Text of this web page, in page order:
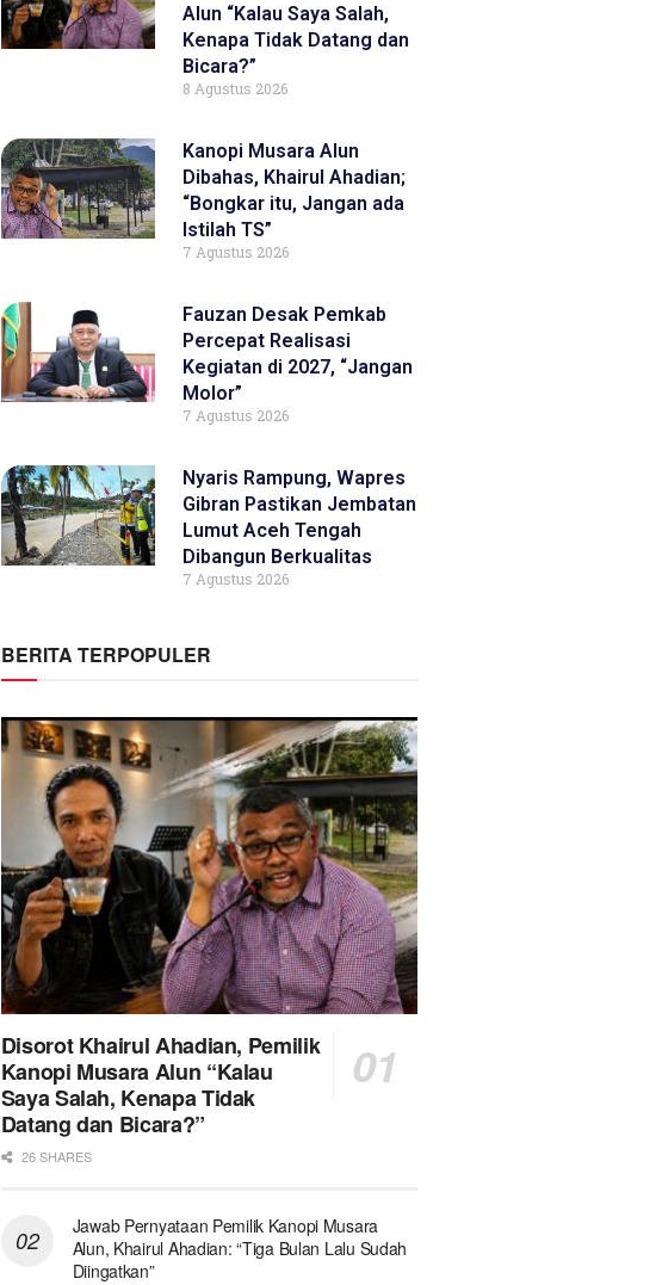
Alun “Kalau Saya Salah,
Kenapa Tidak Datang dan
Bicara?”
8 Agustus 2026
Kanopi Musara Alun
Dibahas, Khairul Ahadian;
“Bongkar itu, Jangan ada
Istilah TS”
7 Agustus 2026
Fauzan Desak Pemkab
Percepat Realisasi
Kegiatan di 2027, “Jangan
Molor”
7 Agustus 2026
Nyaris Rampung, Wapres
Gibran Pastikan Jembatan
Lumut Aceh Tengah
Dibangun Berkualitas
7 Agustus 2026
BERITA TERPOPULER
Disorot Khairul Ahadian, Pemilik
Kanopi Musara Alun “Kalau
Saya Salah, Kenapa Tidak
Datang dan Bicara?”
26 SHARES
Jawab Pernyataan Pemilik Kanopi Musara
Alun, Khairul Ahadian: “Tiga Bulan Lalu Sudah
Diingatkan”